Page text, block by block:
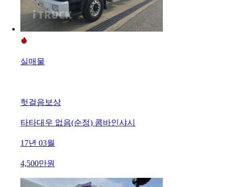
실매물
헛걸음보상
타타대우 없음(순정) 콤바인샤시
17년 03월
4,500만원